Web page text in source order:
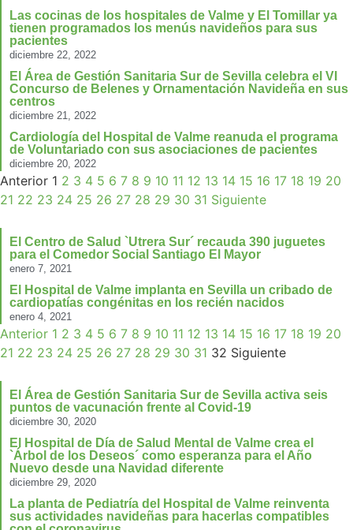
Las cocinas de los hospitales de Valme y El Tomillar ya
tienen programados los menús navideños para sus
pacientes
diciembre 22, 2022
El Área de Gestión Sanitaria Sur de Sevilla celebra el VI
Concurso de Belenes y Ornamentación Navideña en sus
centros
diciembre 21, 2022
Cardiología del Hospital de Valme reanuda el programa
de Voluntariado con sus asociaciones de pacientes
diciembre 20, 2022
Anterior 1 2 3 4 5 6 7 8 9 10 11 12 13 14 15 16 17 18 19 20
21 22 23 24 25 26 27 28 29 30 31 Siguiente
El Centro de Salud `Utrera Sur´ recauda 390 juguetes
para el Comedor Social Santiago El Mayor
enero 7, 2021
El Hospital de Valme implanta en Sevilla un cribado de
cardiopatías congénitas en los recién nacidos
enero 4, 2021
Anterior 1 2 3 4 5 6 7 8 9 10 11 12 13 14 15 16 17 18 19 20
21 22 23 24 25 26 27 28 29 30 31 32 Siguiente
El Área de Gestión Sanitaria Sur de Sevilla activa seis
puntos de vacunación frente al Covid-19
diciembre 30, 2020
El Hospital de Día de Salud Mental de Valme crea el
`Árbol de los Deseos´ como esperanza para el Año
Nuevo desde una Navidad diferente
diciembre 29, 2020
La planta de Pediatría del Hospital de Valme reinventa
sus actividades navideñas para hacerlas compatibles